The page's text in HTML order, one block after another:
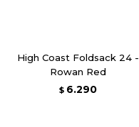
High Coast Foldsack 24 -
Rowan Red
$ 6.290